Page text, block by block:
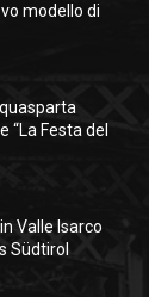
modello di
“La Festa del
Valle Isarco
Südtirol